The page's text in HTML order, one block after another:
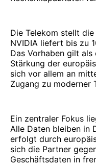
Die Telekom stellt
NVIDIA liefert bis zu
Das Vorhaben gilt
Stärkung der
sich vor allem an
Zugang zu moderner
Ein zentraler Fokus
Alle Daten bleiben in
erfolgt durch
sich die Partner
Geschäftsdaten in